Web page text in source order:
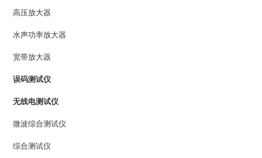
高压放大器
水声功率放大器
宽带放大器
误码测试仪
无线电测试仪
微波综合测试仪
综合测试仪